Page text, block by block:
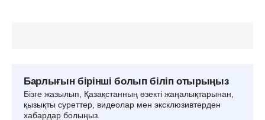
Барлығын бірінші болып біліп отырыңыз
Бізге жазылып, Қазақстанның өзекті жаңалықтарынан,
қызықты суреттер, видеолар мен эксклюзивтерден
хабардар болыңыз.